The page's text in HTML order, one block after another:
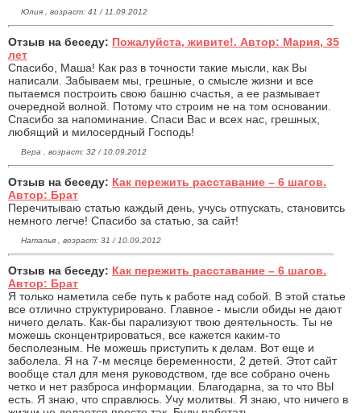
Юлия , возраст: 41 / 11.09.2012
Отзыв на беседу: Пожалуйста, живите!. Автор: Мария, 35
лет
Спасибо, Маша! Как раз в точности такие мысли, как Вы
написали. Забываем мы, грешные, о смысле жизни и все
пытаемся построить свою башню счастья, а ее размывает
очередной волной. Потому что строим не на том основании.
Спасибо за напоминание. Спаси Вас и всех нас, грешных,
любящий и милосердный Господь!
Вера , возраст: 32 / 10.09.2012
Отзыв на беседу: Как пережить расставание – 6 шагов.
Автор: Брат
Перечитываю статью каждый день, учусь отпускать, становитсь
немного легче! Спасибо за статью, за сайт!
Наталья , возраст: 31 / 10.09.2012
Отзыв на беседу: Как пережить расставание – 6 шагов.
Автор: Брат
Я только наметила себе путь к работе над собой. В этой статье
все отлично структурировано. Главное - мысли обиды не дают
ничего делать. Как-бы парализуют твою деятельность. Ты не
можешь сконцентрироваться, все кажется каким-то
бесполезным. Не можешь приступить к делам. Вот еще и
заболела. Я на 7-м месяце беременности, 2 детей. Этот сайт
вообще стал для меня руководством, где все собрано очень
четко и нет разброса информации. Благодарна, за то что ВЫ
есть. Я знаю, что справлюсь. Учу молитвы. Я знаю, что ничего в